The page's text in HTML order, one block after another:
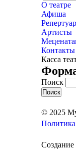
О театре
Афиша
Репертуар
Артисты
Контакты
Касса
Поиск
© 2025
Создание